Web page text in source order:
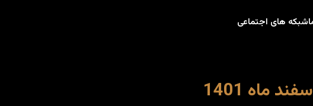
شبکه های اجتماعی
1401